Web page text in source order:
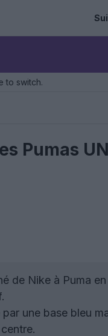
to switch.
Pumas
de Nike à Puma
une base bleu